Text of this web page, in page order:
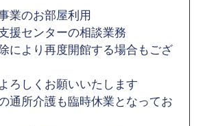
業のお部屋利用
援センターの相談業務
により再度開館する場合もござ
ろしくお願いいたします
通所介護も臨時休業となってお